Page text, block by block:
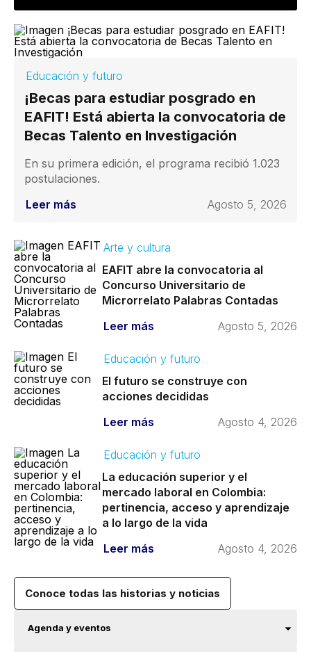
Educación y futuro
¡Becas para estudiar posgrado en
EAFIT! Está abierta la convocatoria de
Becas Talento en Investigación
En su primera edición, el programa recibió 1.023
postulaciones.
Leer más
Agosto 5, 2026
Arte y cultura
EAFIT abre la convocatoria al
Concurso Universitario de
Microrrelato Palabras Contadas
Leer más
Agosto 5, 2026
Educación y futuro
El futuro se construye con
acciones decididas
Leer más
Agosto 4, 2026
Educación y futuro
La educación superior y el
mercado laboral en Colombia:
pertinencia, acceso y aprendizaje
a lo largo de la vida
Leer más
Agosto 4, 2026
Conoce todas las historias y noticias
Agenda y eventos